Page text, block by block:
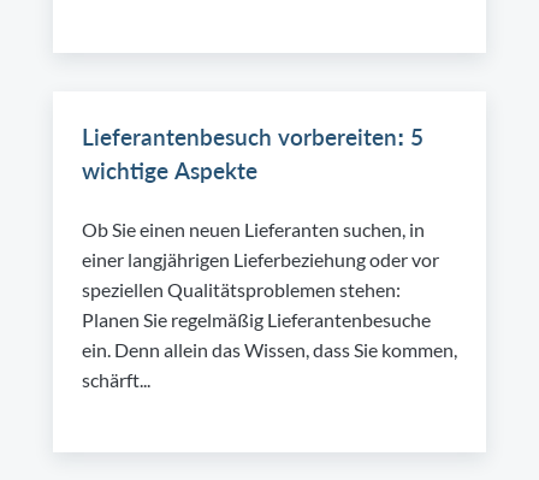
Lieferantenbesuch vorbereiten: 5
wichtige Aspekte
Ob Sie einen neuen Lieferanten suchen, in
einer langjährigen Lieferbeziehung oder vor
speziellen Qualitätsproblemen stehen:
Planen Sie regelmäßig Lieferantenbesuche
ein. Denn allein das Wissen, dass Sie kommen,
schärft...